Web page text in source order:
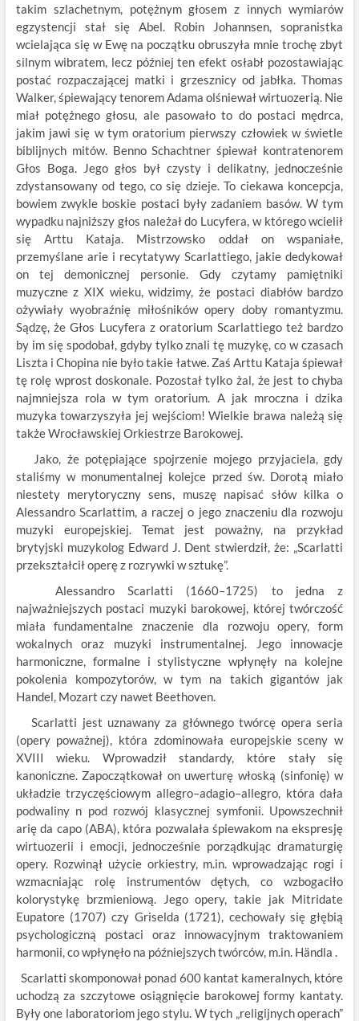
takim szlachetnym, potężnym głosem z innych wymiarów
egzystencji stał się Abel. Robin Johannsen, sopranistka
wcielająca się w Ewę na początku obruszyła mnie trochę zbyt
silnym wibratem, lecz później ten efekt osłabł pozostawiając
postać rozpaczającej matki i grzesznicy od jabłka. Thomas
Walker, śpiewający tenorem Adama olśniewał wirtuozerią. Nie
miał potężnego głosu, ale pasowało to do postaci mędrca,
jakim jawi się w tym oratorium pierwszy człowiek w świetle
biblijnych mitów. Benno Schachtner śpiewał kontratenorem
Głos Boga. Jego głos był czysty i delikatny, jednocześnie
zdystansowany od tego, co się dzieje. To ciekawa koncepcja,
bowiem zwykle boskie postaci były zadaniem basów. W tym
wypadku najniższy głos należał do Lucyfera, w którego wcielił
się Arttu Kataja. Mistrzowsko oddał on wspaniałe,
przemyślane arie i recytatywy Scarlattiego, jakie dedykował
on tej demonicznej personie. Gdy czytamy pamiętniki
muzyczne z XIX wieku, widzimy, że postaci diabłów bardzo
ożywiały wyobraźnię miłośników opery doby romantyzmu.
Sądzę, że Głos Lucyfera z oratorium Scarlattiego też bardzo
by im się spodobał, gdyby tylko znali tę muzykę, co w czasach
Liszta i Chopina nie było takie łatwe. Zaś Arttu Kataja śpiewał
tę rolę wprost doskonale. Pozostał tylko żal, że jest to chyba
najmniejsza rola w tym oratorium. A jak mroczna i dzika
muzyka towarzyszyła jej wejściom! Wielkie brawa należą się
także Wrocławskiej Orkiestrze Barokowej.
Jako, że potępiające spojrzenie mojego przyjaciela, gdy
staliśmy w monumentalnej kolejce przed św. Dorotą miało
niestety merytoryczny sens, muszę napisać słów kilka o
Alessandro Scarlattim, a raczej o jego znaczeniu dla rozwoju
muzyki europejskiej. Temat jest poważny, na przykład
brytyjski muzykolog Edward J. Dent stwierdził, że: „Scarlatti
przekształcił operę z rozrywki w sztukę”.
Alessandro Scarlatti (1660–1725) to jedna z
najważniejszych postaci muzyki barokowej, której twórczość
miała fundamentalne znaczenie dla rozwoju opery, form
wokalnych oraz muzyki instrumentalnej. Jego innowacje
harmoniczne, formalne i stylistyczne wpłynęły na kolejne
pokolenia kompozytorów, w tym na takich gigantów jak
Handel, Mozart czy nawet Beethoven.
Scarlatti jest uznawany za głównego twórcę opera seria
(opery poważnej), która zdominowała europejskie sceny w
XVIII wieku. Wprowadził standardy, które stały się
kanoniczne. Zapoczątkował on uwerturę włoską (sinfonię) w
układzie trzyczęściowym allegro–adagio–allegro, która dała
podwaliny n pod rozwój klasycznej symfonii. Upowszechnił
arię da capo (ABA), która pozwalała śpiewakom na ekspresję
wirtuozerii i emocji, jednocześnie porządkując dramaturgię
opery. Rozwinął użycie orkiestry, m.in. wprowadzając rogi i
wzmacniając rolę instrumentów dętych, co wzbogaciło
kolorystykę brzmieniową. Jego opery, takie jak Mitridate
Eupatore (1707) czy Griselda (1721), cechowały się głębią
psychologiczną postaci oraz innowacyjnym traktowaniem
harmonii, co wpłynęło na późniejszych twórców, m.in. Händla .
Scarlatti skomponował ponad 600 kantat kameralnych, które
uchodzą za szczytowe osiągnięcie barokowej formy kantaty.
Były one laboratoriom jego stylu. W tych „religijnych operach”